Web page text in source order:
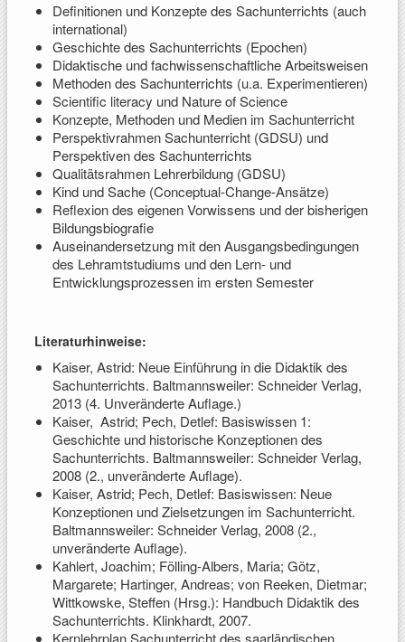
Definitionen und Konzepte des Sachunterrichts (auch
international)
Geschichte des Sachunterrichts (Epochen)
Didaktische und fachwissenschaftliche Arbeitsweisen
Methoden des Sachunterrichts (u.a. Experimentieren)
Scientific literacy und Nature of Science
Konzepte, Methoden und Medien im Sachunterricht
Perspektivrahmen Sachunterricht (GDSU) und
Perspektiven des Sachunterrichts
Qualitätsrahmen Lehrerbildung (GDSU)
Kind und Sache (Conceptual-Change-Ansätze)
Reflexion des eigenen Vorwissens und der bisherigen
Bildungsbiografie
Auseinandersetzung mit den Ausgangsbedingungen
des Lehramtstudiums und den Lern- und
Entwicklungsprozessen im ersten Semester
Literaturhinweise:
Kaiser, Astrid: Neue Einführung in die Didaktik des
Sachunterrichts. Baltmannsweiler: Schneider Verlag,
2013 (4. Unveränderte Auflage.)
Kaiser, Astrid; Pech, Detlef: Basiswissen 1:
Geschichte und historische Konzeptionen des
Sachunterrichts. Baltmannsweiler: Schneider Verlag,
2008 (2., unveränderte Auflage).
Kaiser, Astrid; Pech, Detlef: Basiswissen: Neue
Konzeptionen und Zielsetzungen im Sachunterricht.
Baltmannsweiler: Schneider Verlag, 2008 (2.,
unveränderte Auflage).
Kahlert, Joachim; Fölling-Albers, Maria; Götz,
Margarete; Hartinger, Andreas; von Reeken, Dietmar;
Wittkowske, Steffen (Hrsg.): Handbuch Didaktik des
Sachunterrichts. Klinkhardt, 2007.
Kernlehrplan Sachunterricht des saarländischen